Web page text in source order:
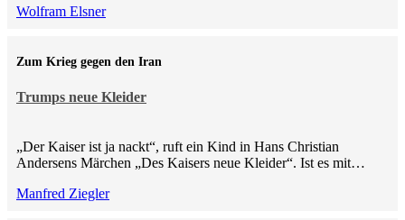
Wolfram Elsner
Trumps neue Kleider
Zum Krieg gegen den Iran
„Der Kaiser ist ja nackt“, ruft ein Kind in Hans Christian
Andersens Märchen „Des Kaisers neue Kleider“. Ist es mit…
Manfred Ziegler